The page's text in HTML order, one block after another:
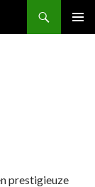
prestigieuze